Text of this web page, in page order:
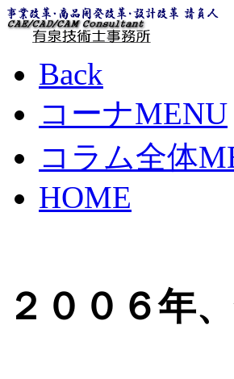
Back
コーナMENU
コラム全体
HOME
２００６年